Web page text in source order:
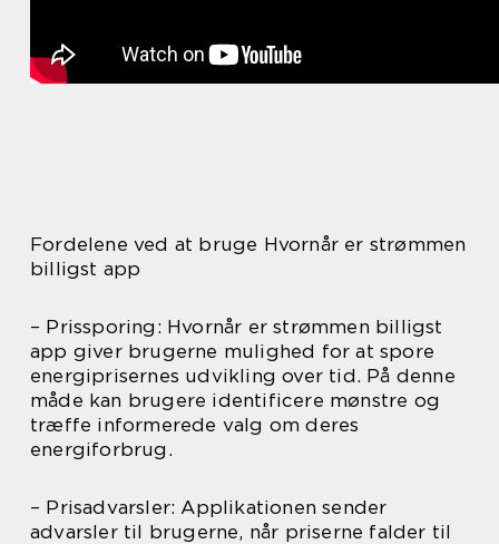
Fordelene ved at bruge Hvornår er strømmen
billigst app
– Prissporing: Hvornår er strømmen billigst
app giver brugerne mulighed for at spore
energiprisernes udvikling over tid. På denne
måde kan brugere identificere mønstre og
træffe informerede valg om deres
energiforbrug.
– Prisadvarsler: Applikationen sender
advarsler til brugerne, når priserne falder til